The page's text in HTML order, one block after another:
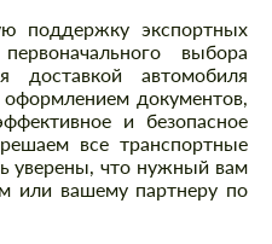
поддержку экспортных
выбора
доставкой автомобиля
документов,
и безопасное
все транспортные
уверены, что нужный вам
или вашему партнеру по